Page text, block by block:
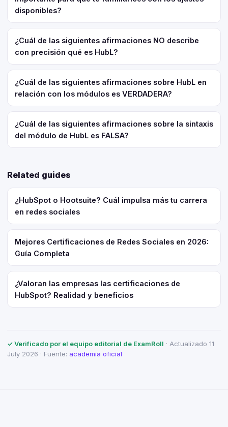
disponibles?
¿Cuál de las siguientes afirmaciones NO describe
con precisión qué es HubL?
¿Cuál de las siguientes afirmaciones sobre HubL en
relación con los módulos es VERDADERA?
¿Cuál de las siguientes afirmaciones sobre la sintaxis
del módulo de HubL es FALSA?
Related guides
¿HubSpot o Hootsuite? Cuál impulsa más tu carrera
en redes sociales
Mejores Certificaciones de Redes Sociales en 2026:
Guía Completa
¿Valoran las empresas las certificaciones de
HubSpot? Realidad y beneficios
✓ Verificado por el equipo editorial de ExamRoll · Actualizado 11
July 2026 · Fuente: academia oficial